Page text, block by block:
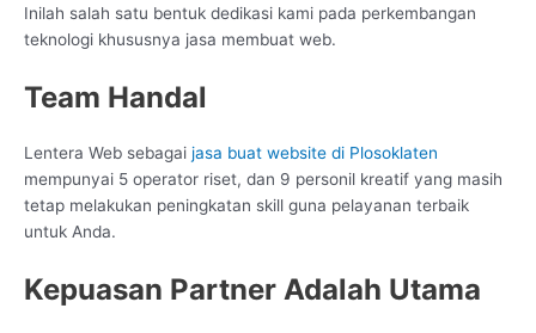
Inilah salah satu bentuk dedikasi kami pada perkembangan
teknologi khususnya jasa membuat web.
Team Handal
Lentera Web sebagai jasa buat website di Plosoklaten
mempunyai 5 operator riset, dan 9 personil kreatif yang masih
tetap melakukan peningkatan skill guna pelayanan terbaik
untuk Anda.
Kepuasan Partner Adalah Utama